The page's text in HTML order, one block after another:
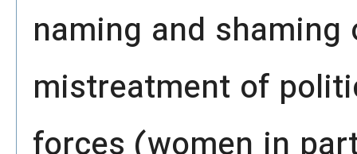
naming and shaming
mistreatment of